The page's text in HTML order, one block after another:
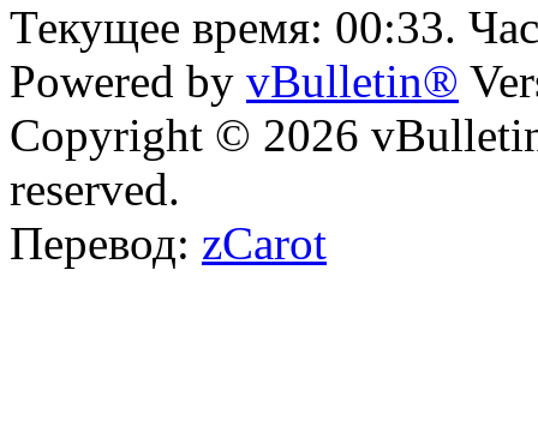
Текущее время: 00:33.
Powered by vBulletin®
Copyright © 2026
reserved.
Перевод: zCarot